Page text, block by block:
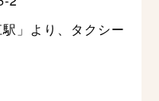
」より、タクシー